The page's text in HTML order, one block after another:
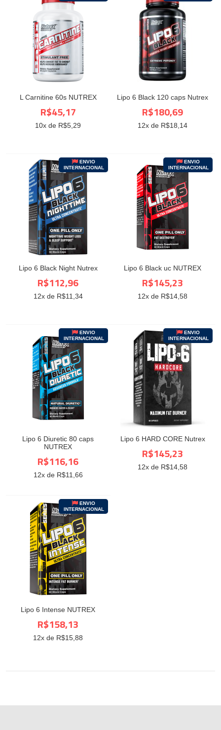
L Carnitine 60s NUTREX
R$45,17
10x de R$5,29
Lipo 6 Black 120 caps Nutrex
R$180,69
12x de R$18,14
Lipo 6 Black Night Nutrex
ENVIO
INTERNACIONAL
R$112,96
12x de R$11,34
Lipo 6 Black uc NUTREX
ENVIO
INTERNACIONAL
R$145,23
12x de R$14,58
Lipo 6 Diuretic 80 caps
NUTREX
ENVIO
INTERNACIONAL
R$116,16
12x de R$11,66
Lipo 6 HARD CORE Nutrex
ENVIO
INTERNACIONAL
R$145,23
12x de R$14,58
Lipo 6 Intense NUTREX
ENVIO
INTERNACIONAL
R$158,13
12x de R$15,88